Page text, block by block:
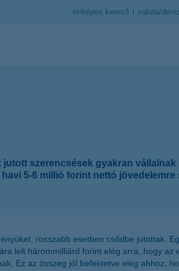
térképes kereső valuta/
szerencsések gyakran
5-6 millió forint nettó jövedelemre
rosszabb esetben csődbe jutottak.
lelt hárommilliárd forint elég arra, hogy az
Ez az összeg jól befektetve elég ahhoz,